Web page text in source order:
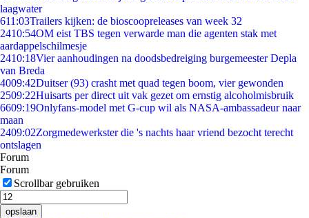
laagwater
611:03Trailers kijken: de bioscoopreleases van week 32
2410:54OM eist TBS tegen verwarde man die agenten stak met
aardappelschilmesje
2410:18Vier aanhoudingen na doodsbedreiging burgemeester Depla
van Breda
4009:42Duitser (93) crasht met quad tegen boom, vier gewonden
2509:22Huisarts per direct uit vak gezet om ernstig alcoholmisbruik
6609:19Onlyfans-model met G-cup wil als NASA-ambassadeur naar
maan
2409:02Zorgmedewerkster die 's nachts haar vriend bezocht terecht
ontslagen
Forum
Forum
Scrollbar gebruiken
opslaan